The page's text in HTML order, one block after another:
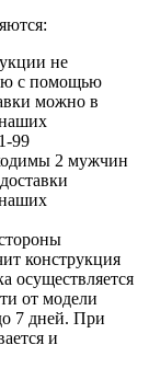
не
с помощью
можно в
99
2 мужчин
конструкция
осуществляется
от модели
7 дней. При
и